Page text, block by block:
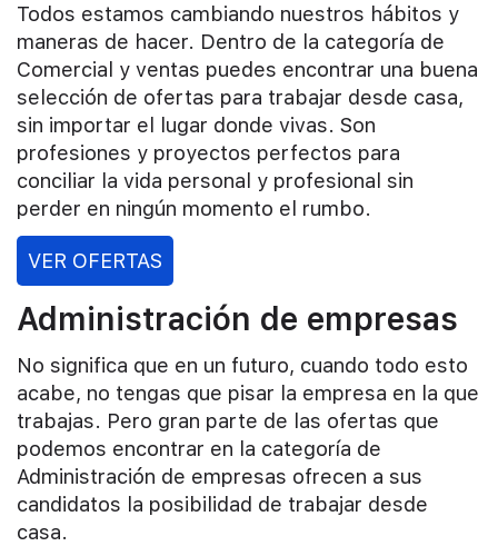
Todos estamos cambiando nuestros hábitos y
maneras de hacer. Dentro de la categoría de
Comercial y ventas puedes encontrar una buena
selección de ofertas para trabajar desde casa,
sin importar el lugar donde vivas. Son
profesiones y proyectos perfectos para
conciliar la vida personal y profesional sin
perder en ningún momento el rumbo.
VER OFERTAS
Administración de empresas
No significa que en un futuro, cuando todo esto
acabe, no tengas que pisar la empresa en la que
trabajas. Pero gran parte de las ofertas que
podemos encontrar en la categoría de
Administración de empresas ofrecen a sus
candidatos la posibilidad de trabajar desde
casa.